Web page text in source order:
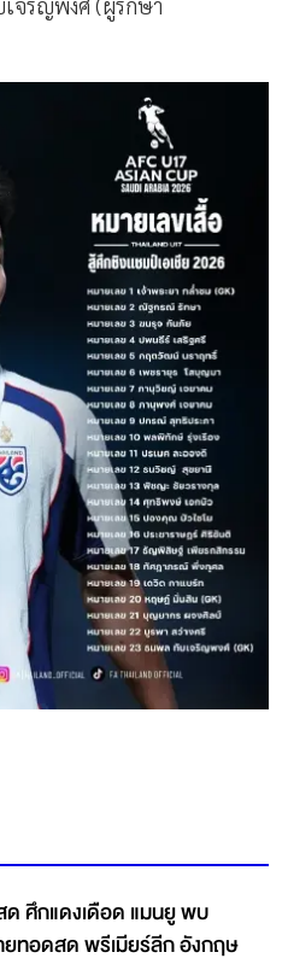
ด ศึกแดงเดือด แมนยู พบ
ยทอดสด พรีเมียร์ลีก อังกฤษ